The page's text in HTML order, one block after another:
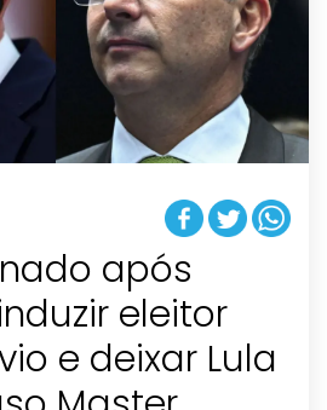
após
eleitor
e deixar Lula